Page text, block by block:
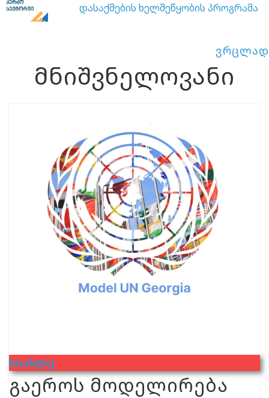
დასაქმების ხელშეწყობის პროგრამა
ვრცლად
მნიშვნელოვანი
Სიახლე
გაეროს მოდელირება